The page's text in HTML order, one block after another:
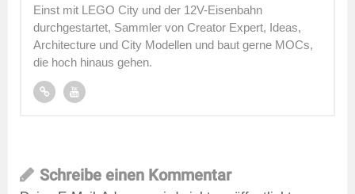
Einst mit LEGO City und der 12V-Eisenbahn
durchgestartet, Sammler von Creator Expert, Ideas,
Architecture und City Modellen und baut gerne MOCs,
die hoch hinaus gehen.
Schreibe einen Kommentar